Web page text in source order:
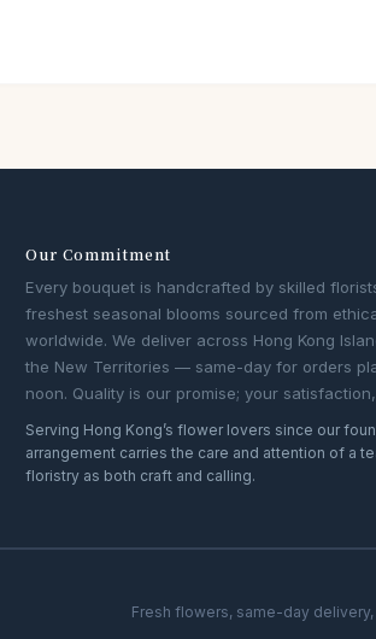
Our Commitment
Every bouquet is handcrafted by skilled
freshest seasonal blooms sourced from
worldwide. We deliver across Hong Kong
the New Territories — same-day for orders
noon. Quality is our promise; your
Serving Hong Kong’s flower lovers since our
arrangement carries the care and attention of a
floristry as both craft and calling.
Fresh flowers, same-day